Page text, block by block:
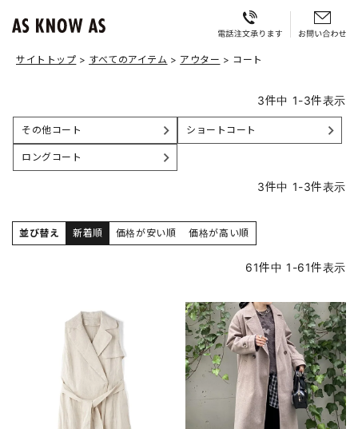
サイトトップ すべてのアイテム アウター コート
3件中 1-3件表示
その他コート ショートコート
ロングコート
3件中 1-3件表示
並び替え 新着順 価格が安い順 価格が高い順
61件中 1 -61件表示